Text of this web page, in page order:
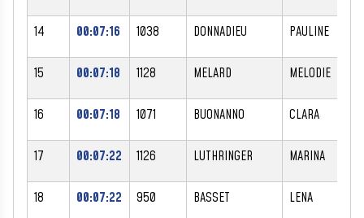
14 00:07:16 1038 DONNADIEU PAULINE
15 00:07:18 1128 MELARD MELODIE
16 00:07:18 1071 BUONANNO CLARA
17 00:07:22 1126 LUTHRINGER MARINA
18 00:07:22 950 BASSET LENA